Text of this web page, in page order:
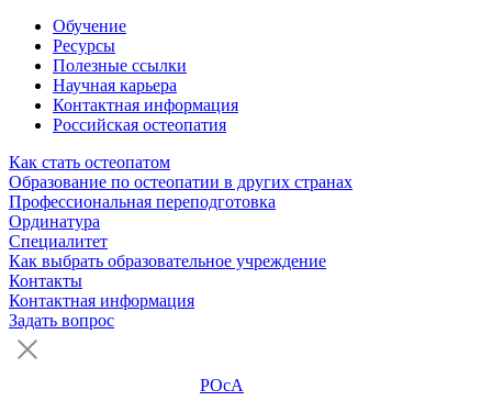
Обучение
Ресурсы
Полезные ссылки
Научная карьера
Контактная информация
Российская остеопатия
Как стать остеопатом
Образование по остеопатии в других странах
Профессиональная переподготовка
Ординатура
Специалитет
Как выбрать образовательное учреждение
Контакты
Контактная информация
Задать вопрос
РОсА